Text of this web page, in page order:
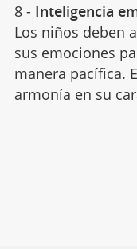
8 - Inteligencia
Los niños deben
sus emociones
manera pacífica.
armonía en su